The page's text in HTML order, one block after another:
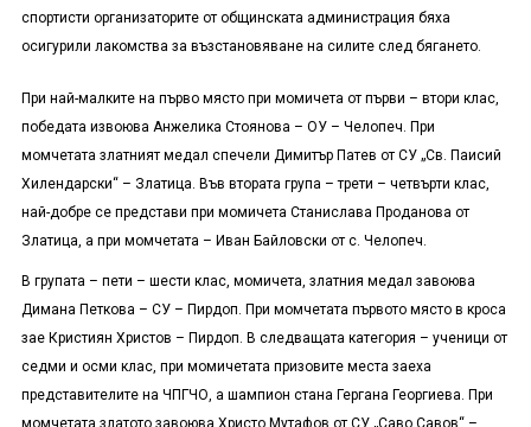
спортисти организаторите от общинската администрация бяха
осигурили лакомства за възстановяване на силите след бягането.
При най-малките на първо място при момичета от първи – втори клас,
победата извоюва Анжелика Стоянова – ОУ – Челопеч. При
момчетата златният медал спечели Димитър Патев от СУ „Св. Паисий
Хилендарски“ – Златица. Във втората група – трети – четвърти клас,
най-добре се представи при момичета Станислава Проданова от
Златица, а при момчетата – Иван Байловски от с. Челопеч.
В групата – пети – шести клас, момичета, златния медал завоюва
Димана Петкова – СУ – Пирдоп. При момчетата първото място в кроса
зае Кристиян Христов – Пирдоп. В следващата категория – ученици от
седми и осми клас, при момичетата призовите места заеха
представителите на ЧПГЧО, а шампион стана Гергана Георгиева. При